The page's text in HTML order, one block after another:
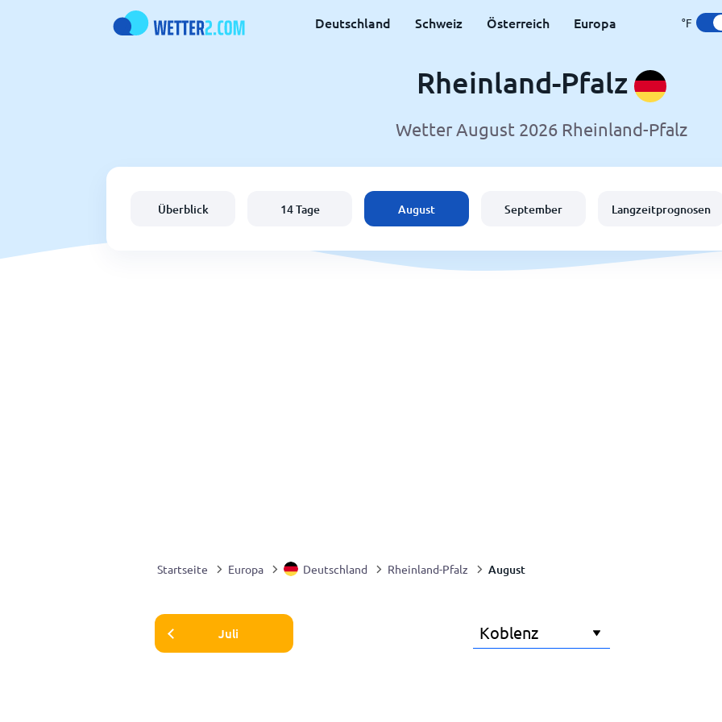
Deutschland Schweiz Österreich Europa °F
Rheinland-Pfalz
Wetter August 2026 Rheinland-Pfalz
Überblick 14 Tage August September Langzeitprognosen
Startseite Europa Deutschland Rheinland-Pfalz August
Juli